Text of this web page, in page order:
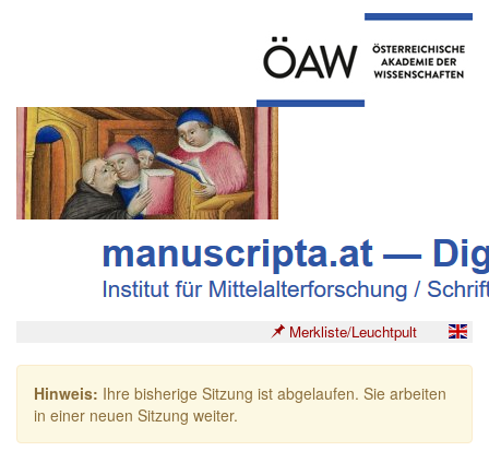
Merkliste/Leuchtpult
Hinweis: Ihre bisherige Sitzung ist abgelaufen. Sie arbeiten
in einer neuen Sitzung weiter.